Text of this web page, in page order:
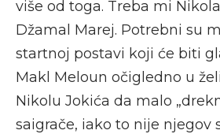
više od toga. Treba mi
Džamal Marej. Potrebni su
startnoj postavi koji će biti
Makl Meloun očigledno u
Nikolu Jokića da malo
saigrače, iako to nije njegov